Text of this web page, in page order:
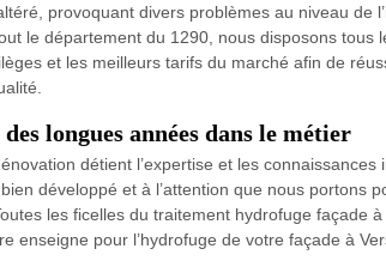
provoquant divers problèmes au niveau de
le département du 1290, nous disposons
et les meilleurs tarifs du marché afin de
longues années dans le métier
détient l’expertise et les
développé et à l’attention que nous portons
les ficelles du traitement hydrofuge façade
enseigne pour l’hydrofuge de votre façade à